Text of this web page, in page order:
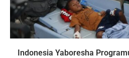
Indonesia Yaboresha